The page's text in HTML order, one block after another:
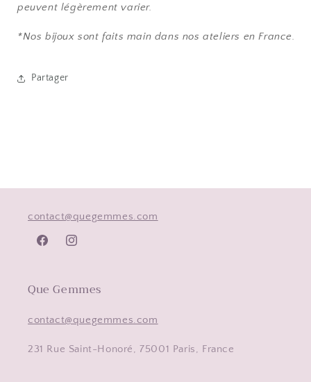
peuvent légèrement varier.
*Nos bijoux sont faits main dans nos ateliers en France.
Partager
contact@quegemmes.com
FacebookInstagram
Que Gemmes
contact@quegemmes.com
231 Rue Saint-Honoré, 75001 Paris, France